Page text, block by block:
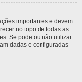
importantes e devem
no topo de todas as
Se pode ou não utilizar
dadas e configuradas